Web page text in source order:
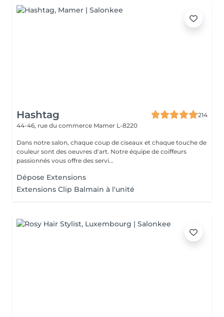
Hashtag
214
44-46, rue du commerce Mamer L-8220
Dans notre salon, chaque coup de ciseaux et chaque touche de
couleur sont des oeuvres d'art. Notre équipe de coiffeurs
passionnés vous offre des servi...
Dépose Extensions
Extensions Clip Balmain à l'unité